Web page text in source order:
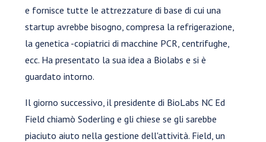
e fornisce tutte le attrezzature di base di cui una
startup avrebbe bisogno, compresa la refrigerazione,
la genetica -copiatrici di macchine PCR, centrifughe,
ecc. Ha presentato la sua idea a Biolabs e si è
guardato intorno.
Il giorno successivo, il presidente di BioLabs NC Ed
Field chiamò Soderling e gli chiese se gli sarebbe
piaciuto aiuto nella gestione dell'attività. Field, un